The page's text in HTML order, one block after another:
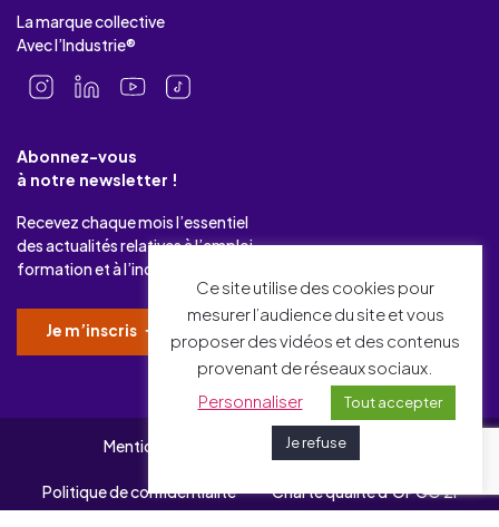
La marque collective
Avec l’Industrie®
Abonnez-vous
à notre newsletter !
Recevez chaque mois l’essentiel
des actualités relatives à l’emploi-
formation et à l’industrie.
Je m’inscris
Mentions légales Gérer mes cookies
Politique de confidentialité Charte qualité d’OPCO 2i
Ce site utilise des cookies pour
mesurer l’audience du site et vous
proposer des vidéos et des contenus
provenant de réseaux sociaux.
Personnaliser
Tout accepter
Je refuse